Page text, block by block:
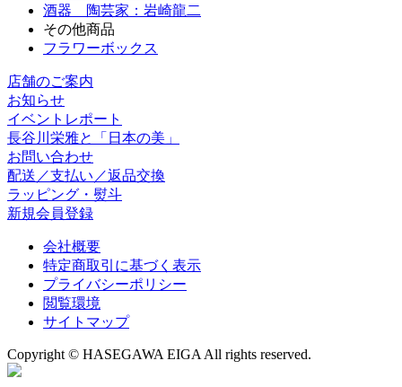
酒器 陶芸家：岩崎龍二
その他商品
フラワーボックス
店舗のご案内
お知らせ
イベントレポート
長谷川栄雅と「日本の美」
お問い合わせ
配送／支払い／返品交換
ラッピング・熨斗
新規会員登録
会社概要
特定商取引に基づく表示
プライバシーポリシー
閲覧環境
サイトマップ
Copyright © HASEGAWA EIGA All rights reserved.